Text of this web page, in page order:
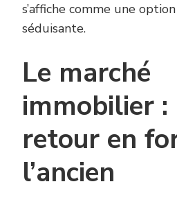
s’affiche comme une
séduisante.
Le marché
immobilier :
retour en
l’ancien